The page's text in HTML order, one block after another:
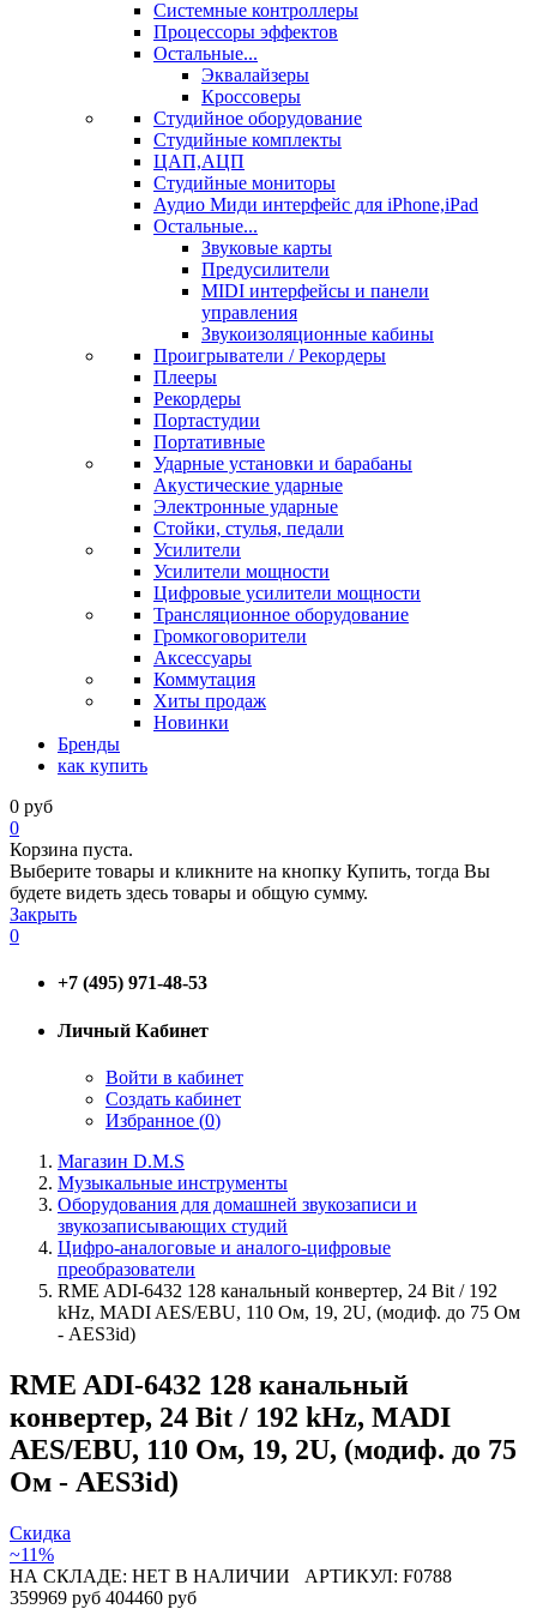
Системные контроллеры
Процессоры эффектов
Остальные...
Эквалайзеры
Кроссоверы
Студийное оборудование
Студийные комплекты
ЦАП,АЦП
Студийные мониторы
Аудио Миди интерфейс для iPhone,iPad
Остальные...
Звуковые карты
Предусилители
MIDI интерфейсы и панели
управления
Звукоизоляционные кабины
Проигрыватели / Рекордеры
Плееры
Рекордеры
Портастудии
Портативные
Ударные установки и барабаны
Акустические ударные
Электронные ударные
Стойки, стулья, педали
Усилители
Усилители мощности
Цифровые усилители мощности
Трансляционное оборудование
Громкоговорители
Аксессуары
Коммутация
Хиты продаж
Новинки
Бренды
как купить
0 руб
0
Корзина пуста.
Выберите товары и кликните на кнопку Купить, тогда Вы
будете видеть здесь товары и общую сумму.
Закрыть
0
+7 (495) 971-48-53
Личный Кабинет
Войти в кабинет
Создать кабинет
Избранное (0)
Магазин D.M.S
Музыкальные инструменты
Оборудования для домашней звукозаписи и
звукозаписывающих студий
Цифро-аналоговые и аналого-цифровые
преобразователи
RME ADI-6432 128 канальный конвертер, 24 Bit / 192
kHz, MADI AES/EBU, 110 Ом, 19, 2U, (модиф. до 75 Ом
- AES3id)
RME ADI-6432 128 канальный
конвертер, 24 Bit / 192 kHz, MADI
AES/EBU, 110 Ом, 19, 2U, (модиф. до 75
Ом - AES3id)
Скидка
~11%
НА СКЛАДЕ: НЕТ В НАЛИЧИИ АРТИКУЛ: F0788
359969 руб 404460 руб